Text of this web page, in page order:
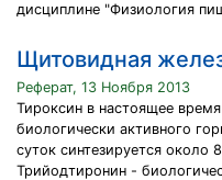
дисциплине "Физиология
Щитовидная
Реферат, 13 Ноября 2013
Тироксин в настоящее
биологически активного
суток синтезируется около
Трийодтиронин -